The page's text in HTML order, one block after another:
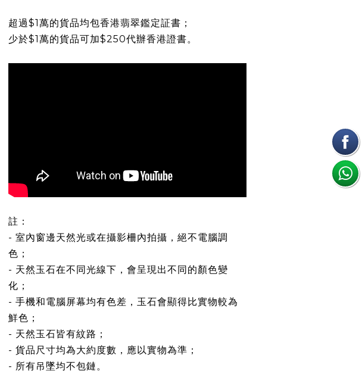
超過$1萬的貨品均包香港翡翠鑑定証書；
少於$1萬的貨品可加$250代辦香港證書。
註：
- 室內窗邊天然光或在攝影柵內拍攝，絕不電腦調
色；
- 天然玉石在不同光線下，會呈現出不同的顏色變
化；
- 手機和電腦屏幕均有色差，玉石會顯得比實物較為
鮮色；
- 天然玉石皆有紋路；
- 貨品尺寸均為大約度數，應以實物為準；
- 所有吊墜均不包鏈。